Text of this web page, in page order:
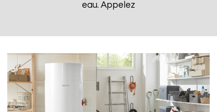
eau. Appelez